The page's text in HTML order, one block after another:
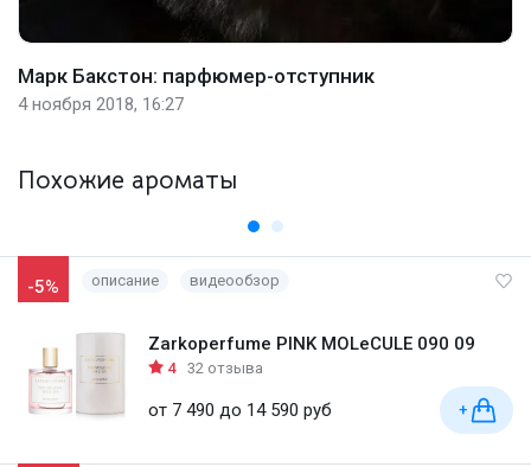
Марк Бакстон: парфюмер-отступник
4 ноября 2018, 16:27
Похожие ароматы
-5% описание видеообзор
Zarkoperfume PINK MOLeCULE 090 09
4 32 отзыва
от 7 490 до 14 590 руб +